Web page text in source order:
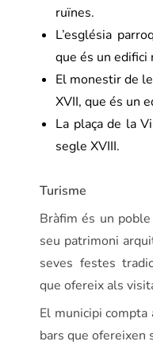
ruïnes.
L’església
que és un edifici
El monestir de
XVII, que és un
La plaça de la
segle XVIII.
Turisme
Bràfim és un
seu patrimoni
seves festes
que ofereix als
El municipi
bars que ofereixen